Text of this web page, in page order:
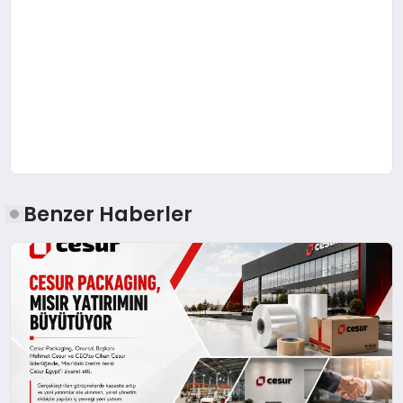
Benzer Haberler